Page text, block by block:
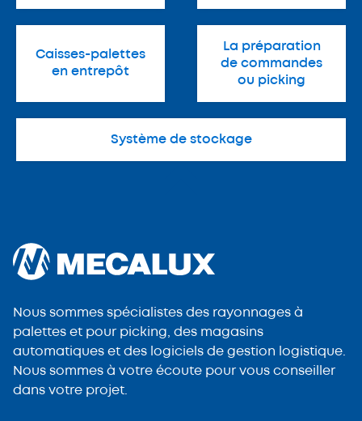
Caisses-palettes
en entrepôt
La préparation
de commandes
ou picking
Système de stockage
Nous sommes spécialistes des rayonnages à
palettes et pour picking, des magasins
automatiques et des logiciels de gestion logistique.
Nous sommes à votre écoute pour vous conseiller
dans votre projet.